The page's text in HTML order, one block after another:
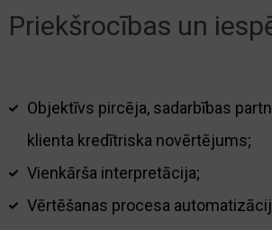
Priekšrocības un
Objektīvs pircēja, sadarbības
klienta kredītriska novērtējums;
Vienkārša interpretācija;
Vērtēšanas procesa